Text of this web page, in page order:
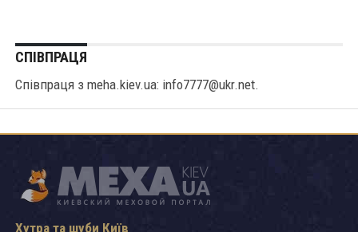
СПІВПРАЦЯ
Співпраця з meha.kiev.ua: info7777@ukr.net.
Хутра та шуби Київ